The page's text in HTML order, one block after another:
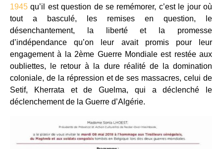
1945 qu’il est question de se remémorer, c’est le jour où
tout a basculé, les remises en question, le
désenchantement, la liberté et la promesse
d’indépendance qu’on leur avait promis pour leur
engagement à la 2ème Guerre Mondiale est restée aux
oubliettes, le retour à la dure réalité de la domination
coloniale, de la répression et de ses massacres, celui de
Setif, Kherrata et de Guelma, qui a déclenché le
déclenchement de la Guerre d’Algérie.